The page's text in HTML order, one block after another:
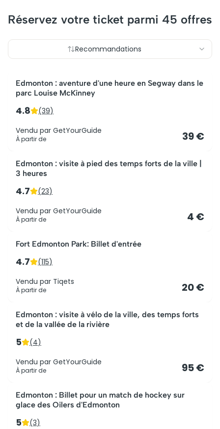
Réservez votre ticket parmi 45 offres
Recommandations
Le mieux noté
Edmonton : aventure d'une heure en Segway dans le
parc Louise McKinney
4.8 (39)
Vendu par GetYourGuide
À partir de 39 €
Meilleur rapport qualité-prix
Edmonton : visite à pied des temps forts de la ville |
3 heures
4.7 (23)
Vendu par GetYourGuide
À partir de 4 €
Le plus populaire
Fort Edmonton Park: Billet d'entrée
4.7 (115)
Vendu par Tiqets
À partir de 20 €
Edmonton : visite à vélo de la ville, des temps forts
et de la vallée de la rivière
5 (4)
Vendu par GetYourGuide
À partir de 95 €
Edmonton : Billet pour un match de hockey sur
glace des Oilers d'Edmonton
5 (3)